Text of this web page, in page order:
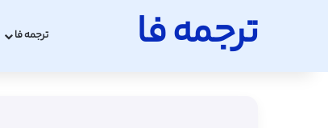
ترجمه فا ترجمه فا